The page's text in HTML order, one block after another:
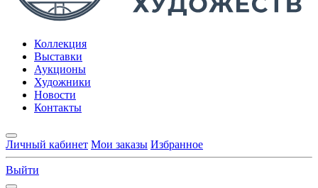
Коллекция
Выставки
Аукционы
Художники
Новости
Контакты
Личный кабинет Мои заказы Избранное
Выйти